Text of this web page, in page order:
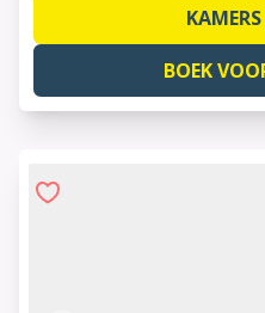
BOEK